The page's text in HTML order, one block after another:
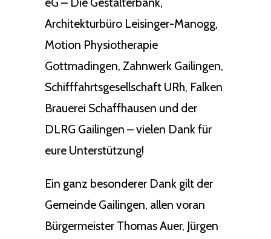
Architekturbüro Leisinger-Manogg,
Motion Physiotherapie
Gottmadingen, Zahnwerk Gailingen,
Schifffahrtsgesellschaft URh, Falken
Brauerei Schaffhausen und der
DLRG Gailingen – vielen Dank für
eure Unterstützung!
Ein ganz besonderer Dank gilt der
Gemeinde Gailingen, allen voran
Bürgermeister Thomas Auer, Jürgen